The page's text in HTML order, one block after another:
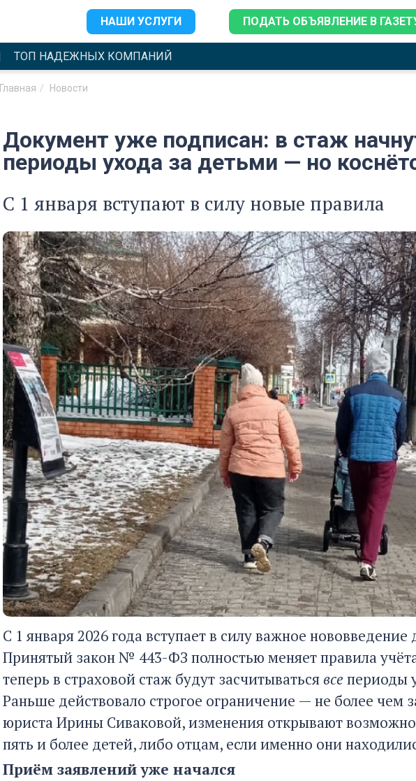
НАШИ УСЛУГИ ПОДАТЬ ОБЪЯВЛЕНИЕ В
ТОП НАДЕЖНЫХ КОМПАНИЙ
Главная Новости
Документ уже подписан: в стаж
периоды ухода за детьми — но
С 1 января вступают в силу новые правила
С 1 января 2026 года вступает в силу важное
Принятый закон № 443-ФЗ полностью меняет правила
теперь в страховой стаж будут засчитыватьсявсе периоды
Раньше действовало строгое ограничение — не более
юриста Ирины Сиваковой, изменения открывают
пять и более детей, либо отцам, если именно они
Приём заявлений уже начался